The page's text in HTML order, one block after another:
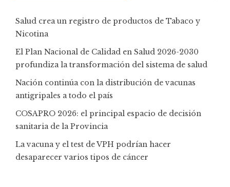
Salud crea un registro de productos de Tabaco y
Nicotina
El Plan Nacional de Calidad en Salud 2026-2030
profundiza la transformación del sistema de salud
Nación continúa con la distribución de vacunas
antigripales a todo el país
COSAPRO 2026: el principal espacio de decisión
sanitaria de la Provincia
La vacuna y el test de VPH podrían hacer
desaparecer varios tipos de cáncer